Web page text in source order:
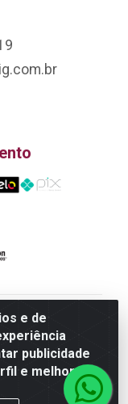
e de
publicidade
e melhorar a
e Exportação
06, N 133 -
000 - CNPJ